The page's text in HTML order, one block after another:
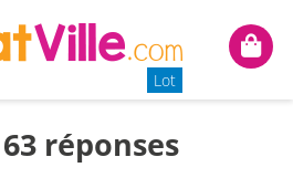
Lot
Mon
réponses